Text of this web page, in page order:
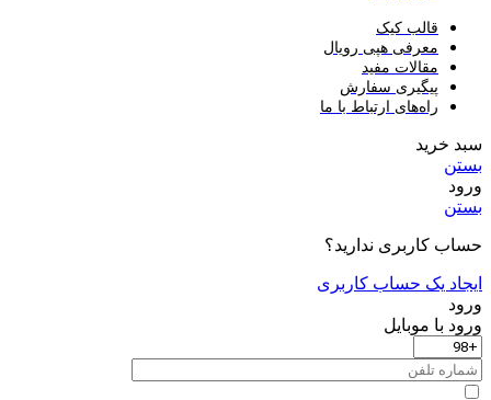
قالب کیک
معرفی هپی رویال
مقالات مفید
پیگیری سفارش
راه‌های ارتباط با ما
سبد خرید
بستن
ورود
بستن
حساب کاربری ندارید؟
ایجاد یک حساب کاربری
ورود
ورود با موبایل